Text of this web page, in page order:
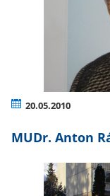
20.05.2010
MUDr. Anton